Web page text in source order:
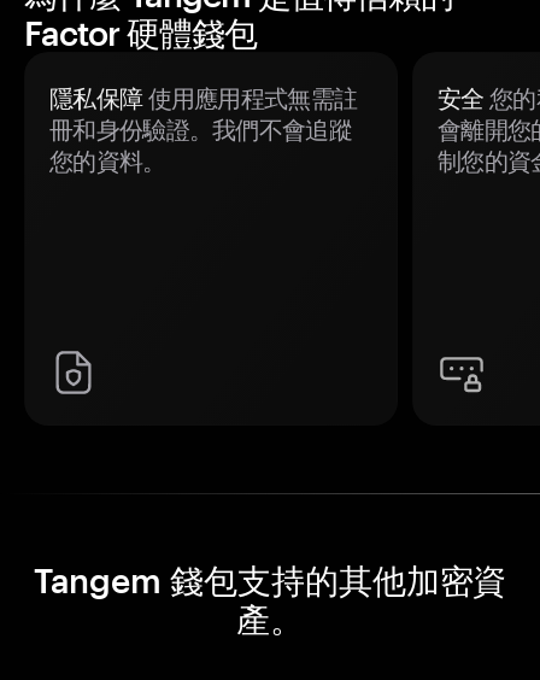
Factor 硬體錢包
隱私保障使用應用程式無需註
冊和身份驗證。我們不會追蹤
您的資料。
安全 您
會離開您
制您的資
Tangem 錢包支持的其他加密資
產。